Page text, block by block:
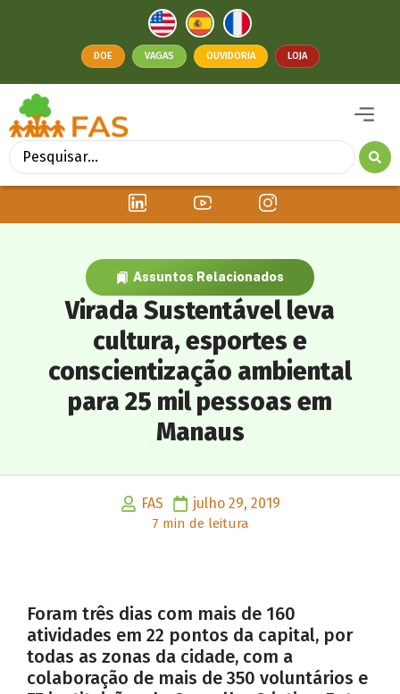
DOE VAGAS OUVIDORIA LOJA
Assuntos Relacionados
Virada Sustentável leva
cultura, esportes e
conscientização ambiental
para 25 mil pessoas em
Manaus
FAS julho 29, 2019
7 min de leitura
Foram três dias com mais de 160
atividades em 22 pontos da capital, por
todas as zonas da cidade, com a
colaboração de mais de 350 voluntários e